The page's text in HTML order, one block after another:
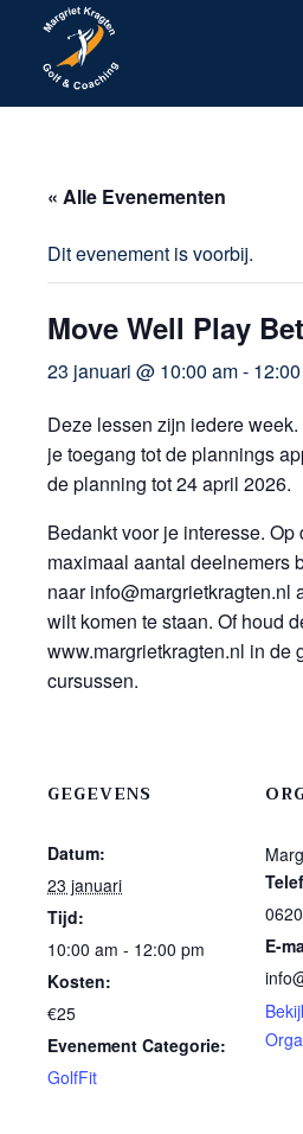
« Alle Evenementen
Dit evenement is voorbij.
Move Well Play
23 januari @ 10:00 am-
Deze lessen zijn iedere
je toegang tot de plannings
de planning tot 24 april 2026.
Bedankt voor je interesse. Op
maximaal aantal deelnemers
naar info@margrietkragten.nl
wilt komen te staan. Of houd
www.margrietkragten.nl in de
cursussen.
GEGEVENS
Datum:
23 januari
Tijd:
10:00 am - 12:00 pm
Kosten:
€25
Evenement Categorie:
GolfFit
E-